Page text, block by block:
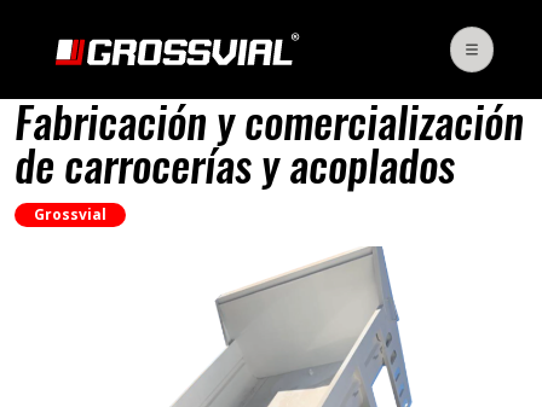
Certificación ISO 9001:
Fabricación y comercialización
de carrocerías y acoplados
Grossvial